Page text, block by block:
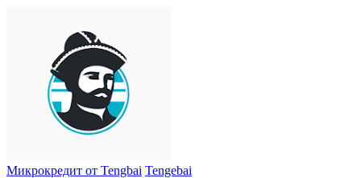
Микрокредит от Tengbai Tengebai